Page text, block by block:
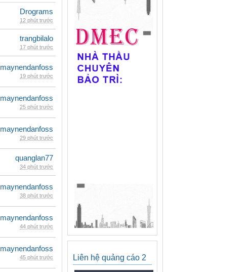
Drograms
12 phút trước
trangbilalo
17 phút trước
maynendanfoss
19 phút trước
maynendanfoss
25 phút trước
maynendanfoss
29 phút trước
quanglan77
34 phút trước
maynendanfoss
38 phút trước
maynendanfoss
44 phút trước
maynendanfoss
45 phút trước Liên hệ quảng cáo 2